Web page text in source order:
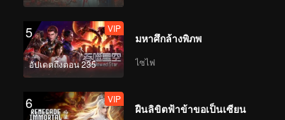
203
VIP
205
VIP
206
207
VIP
208
5
อัปเดตถึงตอน 235
VIP
มหาศึกล้างพิภพ
ไซไฟ
6 VIP
ฝืนลิขิตฟ้าข้าขอเป็นเซียน